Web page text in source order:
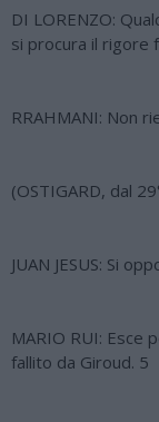
DI LORENZO:
si procura il rigore
RRAHMANI: Non
(OSTIGARD, dal
JUAN JESUS: Si
MARIO RUI: Esce
fallito da Giroud. 5